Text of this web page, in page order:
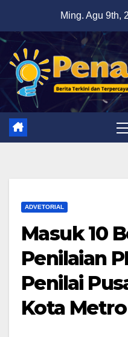
content
Ming. Agu 9th,
ADVETORIAL
Masuk 10
Penilaian
Penilai
Kota Metro